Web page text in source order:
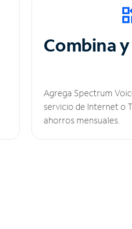
Combina
Agrega Spectrum
servicio de Internet o
ahorros mensuales.